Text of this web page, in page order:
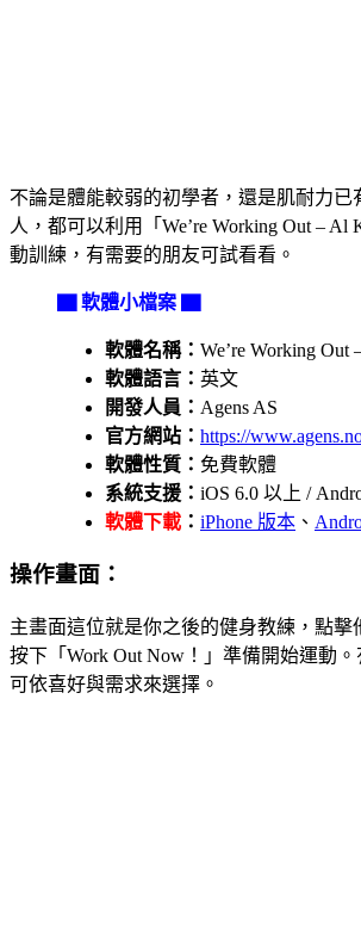
不論是體能較弱的初學者，還是肌耐力已
人，都可以利用「We’re Working Out – Al
動訓練，有需要的朋友可試看看。
▇ 軟體小檔案 ▇
軟體名稱： We’re Working Out
軟體語言： 英文
開發人員： Agens AS
官方網站： https://
軟體性質： 免費軟體
系統支援： iOS 6.0 以上 /
軟體下載 ： iPhone 版本 、
操作畫面：
主畫面這位就是你之後的健身教練，點擊
按下「Work Out Now！」準備開始運動。
可依喜好與需求來選擇。